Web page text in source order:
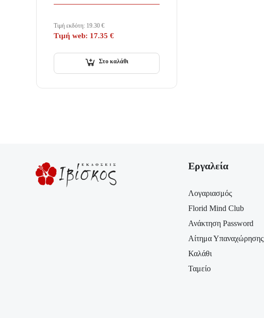
Τιμή εκδότη: 19.30 €
Τιμή web: 17.35 €
Στο καλάθι
Εργαλεία
Λογαριασμός
Florid Mind Club
Ανάκτηση Password
Αίτημα Υπαναχώρησης
Καλάθι
Ταμείο